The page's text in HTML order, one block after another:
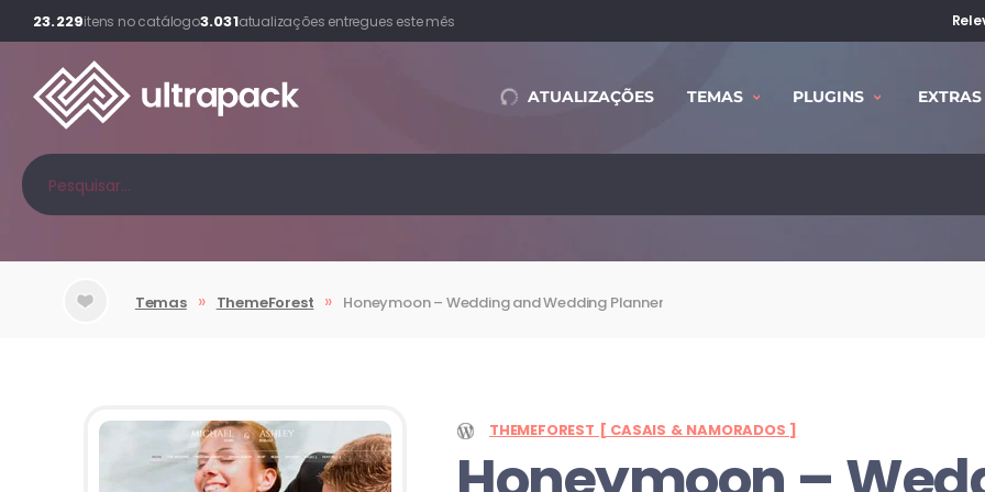
23.229itens no catálogo3.031atualizações entregues este mês
ATUALIZAÇÕES TEMAS PLUGINS EXTRAS
Temas » ThemeForest » Honeymoon– Wedding and Wedding Planner
THEMEFOREST [ CASAIS & NAMORADOS ]